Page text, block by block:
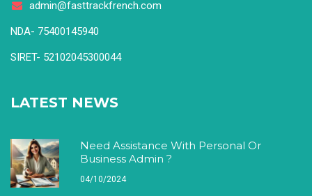
NDA- 75400145940
SIRET- 52102045300044
LATEST NEWS
Need Assistance With Personal Or
Business Admin ?
04/10/2024